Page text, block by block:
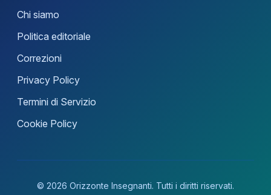
Chi siamo
Politica editoriale
Correzioni
Privacy Policy
Termini di Servizio
Cookie Policy
© 2026 Orizzonte Insegnanti. Tutti i diritti riservati.